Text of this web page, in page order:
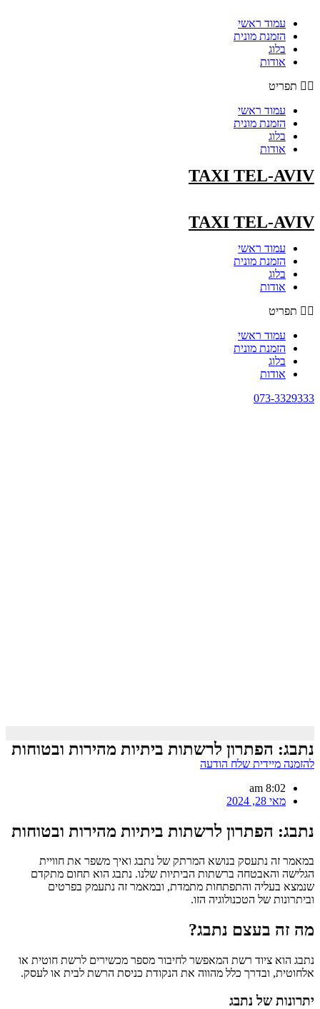
עמוד ראשי
הזמנת מונית
בלוג
אודות
תפריט
עמוד ראשי
הזמנת מונית
בלוג
אודות
TAXI TEL-AVIV
TAXI TEL-AVIV
עמוד ראשי
הזמנת מונית
בלוג
אודות
תפריט
עמוד ראשי
הזמנת מונית
בלוג
אודות
073-3329333
נתבג: הפתרון לרשתות ביתיות מהירות ובטוחות
להזמנה מיידית שלח הודעה
8:02 am
מאי 28, 2024
נתבג: הפתרון לרשתות ביתיות מהירות ובטוחות
במאמר זה נתעסק בנושא המרתק של נתבג ואיך משפר את חוויית
הגלישה והאבטחה ברשתות הביתיות שלנו. נתבג הוא תחום מתקדם
שנמצא בעליה והתפתחות מתמדת, ובמאמר זה נתעמק בפרטים
וביתרונות של הטכנולוגיה הזו.
מה זה בעצם נתבג?
נתבג הוא ציוד רשת המאפשר לחיבור מספר מכשירים לרשת חוטית או
אלחוטית, ובדרך כלל מהווה את הנקודת כניסת הרשת לבית או לעסק.
יתרונות של נתבג